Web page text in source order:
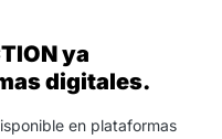
ya
digitales.
en plataformas